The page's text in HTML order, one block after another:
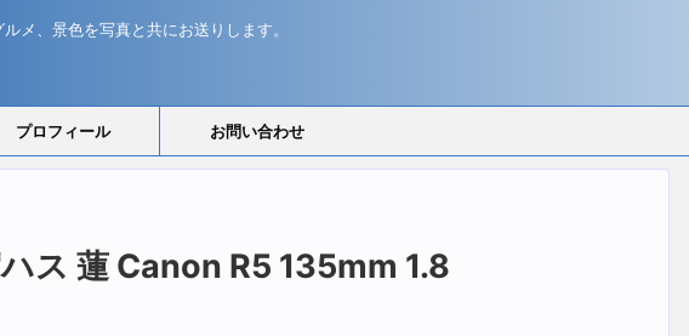
メ、景色を写真と共にお送りします。
プロフィール お問い合わせ
ス 蓮 Canon R5 135mm 1.8